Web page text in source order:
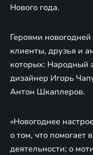
Нового года.
Героями
клиенты, друзья и
которых: Народный
дизайнер Игорь
Антон Шкаплеров.
«Новогоднее
о том, что помогает
деятельности; о